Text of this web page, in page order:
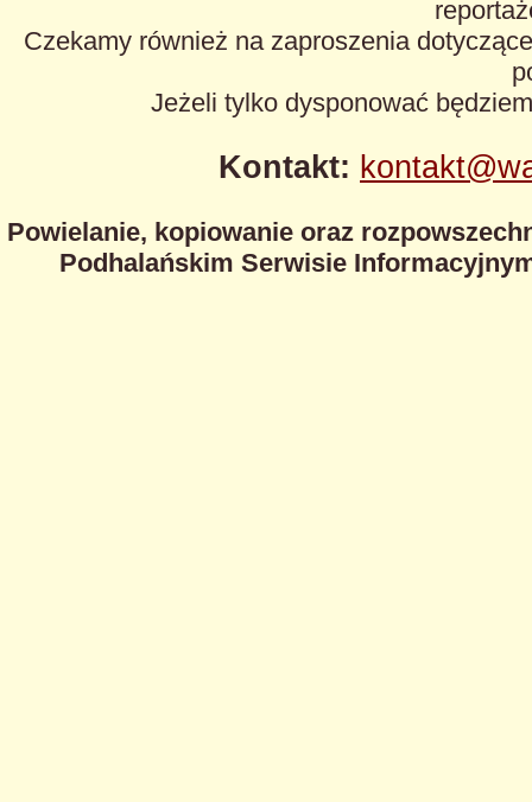
Czekamy również na zaproszenia
Jeżeli tylko dysponować
Kontakt:
Powielanie, kopiowanie oraz
Podhalańskim Serwisie